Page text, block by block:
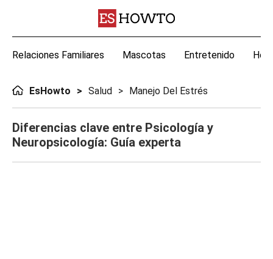
Relaciones Familiares Mascotas Entretenido
EsHowto Salud Manejo Del Estrés
Diferencias clave entre Psicología y
Neuropsicología: Guía experta